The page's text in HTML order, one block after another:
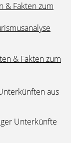
& Fakten zum
& Fakten zum
aus
Unterkünfte